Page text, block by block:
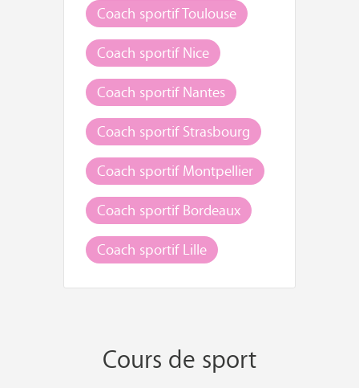
Coach sportif Toulouse
Coach sportif Nice
Coach sportif Nantes
Coach sportif Strasbourg
Coach sportif Montpellier
Coach sportif Bordeaux
Coach sportif Lille
Cours de sport